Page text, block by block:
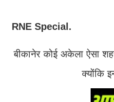
RNE Special.
बीकानेर कोई अकेला ऐसा
क्योंकि